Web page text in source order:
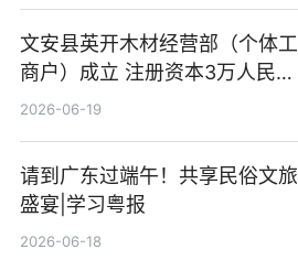
文安县英开木材经营部（个体工
商户）成立 注册资本3万人民币
新要闻
2026-06-19
请到广东过端午！共享民俗文旅
盛宴|学习粤报
2026-06-18